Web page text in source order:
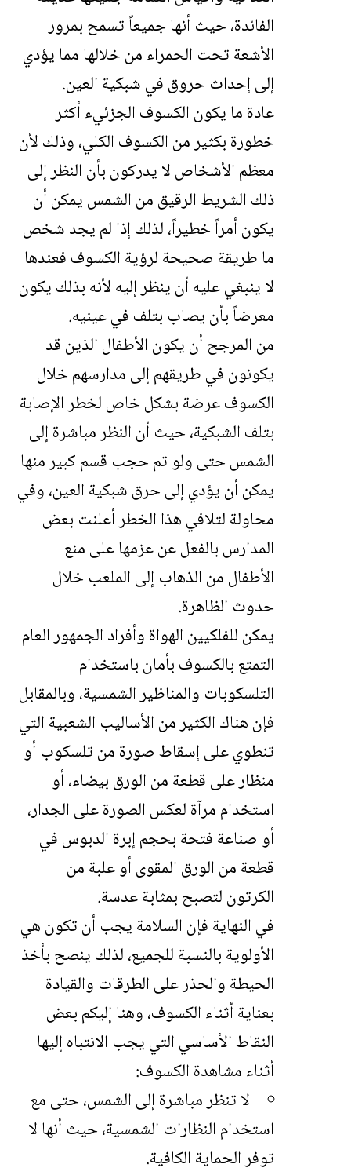
الفائدة، حيث أنها جميعاً تسمح بمرور
الأشعة تحت الحمراء من خلالها مما يؤدي
إلى إحداث حروق في شبكية العين.
عادة ما يكون الكسوف الجزئيء أكثر
خطورة بكثير من الكسوف الكلي، وذلك لأن
معظم الأشخاص لا يدركون بأن النظر إلى
ذلك الشريط الرقيق من الشمس يمكن أن
يكون أمراً خطيراً، لذلك إذا لم يجد شخص
ما طريقة صحيحة لرؤية الكسوف فعندها
لا ينبغي عليه أن ينظر إليه لأنه بذلك يكون
معرضاً بأن يصاب بتلف في عينيه.
من المرجح أن يكون الأطفال الذين قد
يكونون في طريقهم إلى مدارسهم خلال
الكسوف عرضة بشكل خاص لخطر الإصابة
بتلف الشبكية، حيث أن النظر مباشرة إلى
الشمس حتى ولو تم حجب قسم كبير منها
يمكن أن يؤدي إلى حرق شبكية العين، وفي
محاولة لتلافي هذا الخطر أعلنت بعض
المدارس بالفعل عن عزمها على منع
الأطفال من الذهاب إلى الملعب خلال
حدوث الظاهرة.
يمكن للفلكيين الهواة وأفراد الجمهور العام
التمتع بالكسوف بأمان باستخدام
التلسكوبات والمناظير الشمسية، وبالمقابل
فإن هناك الكثير من الأساليب الشعبية التي
تنطوي على إسقاط صورة من تلسكوب أو
منظار على قطعة من الورق بيضاء، أو
استخدام مرآة لعكس الصورة على الجدار،
أو صناعة فتحة بحجم إبرة الدبوس في
قطعة من الورق المقوى أو علبة من
الكرتون لتصبح بمثابة عدسة.
في النهاية فإن السلامة يجب أن تكون هي
الأولوية بالنسبة للجميع، لذلك ينصح بأخذ
الحيطة والحذر على الطرقات والقيادة
بعناية أثناء الكسوف، وهنا إليكم بعض
النقاط الأساسي التي يجب الانتباه إليها
أثناء مشاهدة الكسوف:
لا تنظر مباشرة إلى الشمس، حتى مع
استخدام النظارات الشمسية، حيث أنها لا
توفر الحماية الكافية.